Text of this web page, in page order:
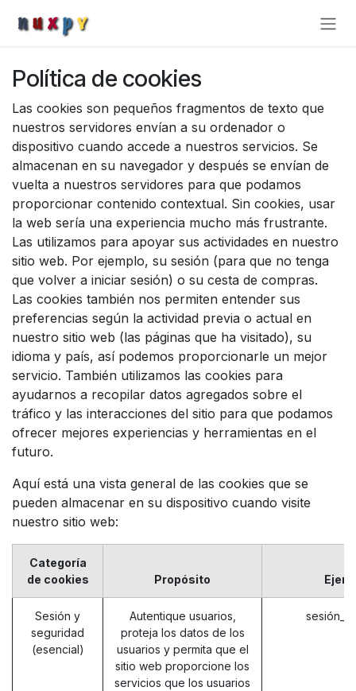
Política de cookies
Las cookies son pequeños fragmentos de texto que
nuestros servidores envían a su ordenador o
dispositivo cuando accede a nuestros servicios. Se
almacenan en su navegador y después se envían de
vuelta a nuestros servidores para que podamos
proporcionar contenido contextual. Sin cookies, usar
la web sería una experiencia mucho más frustrante.
Las utilizamos para apoyar sus actividades en nuestro
sitio web. Por ejemplo, su sesión (para que no tenga
que volver a iniciar sesión) o su cesta de compras.
Las cookies también nos permiten entender sus
preferencias según la actividad previa o actual en
nuestro sitio web (las páginas que ha visitado), su
idioma y país, así podemos proporcionarle un mejor
servicio. También utilizamos las cookies para
ayudarnos a recopilar datos agregados sobre el
tráfico y las interacciones del sitio para que podamos
ofrecer mejores experiencias y herramientas en el
futuro.
Aquí está una vista general de las cookies que se
pueden almacenar en su dispositivo cuando visite
nuestro sitio web:
Categoría
de cookies
Propósito
Sesión y
seguridad
(esencial)
Autentique usuarios,
proteja los datos de los
usuarios y permita que el
sitio web proporcione los
servicios que los usuarios